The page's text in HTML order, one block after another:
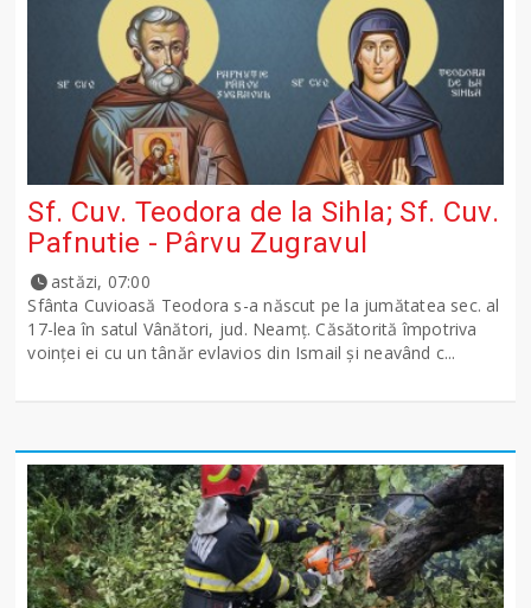
Sf. Cuv. Teodora de la Sihla; Sf. Cuv.
Pafnutie - Pârvu Zugravul
astăzi, 07:00
Sfânta Cuvioasă Teodora s-a născut pe la jumătatea sec. al
17-lea în satul Vânători, jud. Neamţ. Căsătorită împotriva
voinţei ei cu un tânăr evlavios din Ismail şi neavând c...